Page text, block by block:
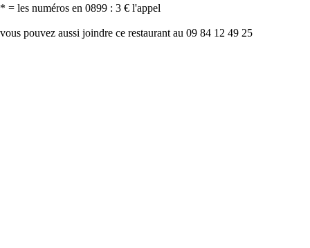
* = les numéros en 0899 : 3 € l'appel
vous pouvez aussi joindre ce restaurant au 09 84 12 49 25